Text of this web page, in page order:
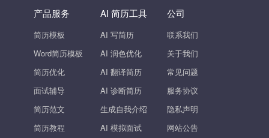
产品服务
简历模板
Word简历模板
简历优化
面试辅导
简历范文
简历教程
AI 简历工具
AI 写简历
AI 润色优化
AI 翻译简历
AI 诊断简历
生成自我介绍
AI 模拟面试
公司
联系我们
关于我们
常见问题
服务协议
隐私声明
网站公告